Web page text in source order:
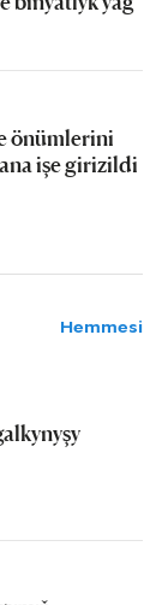
önümlerini
işe girizildi
Hemmesi